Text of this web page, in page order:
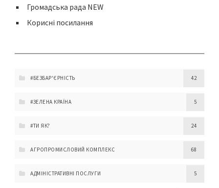
Громадська рада NEW
Корисні посилання
#БЕЗБАР'ЄРНІСТЬ 42
#ЗЕЛЕНА КРАЇНА 5
#ТИ ЯК? 24
АГРОПРОМИСЛОВИЙ КОМПЛЕКС 68
АДМІНІСТРАТИВНІ ПОСЛУГИ 5